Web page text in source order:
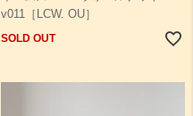
v011［LCW. OU］
SOLD OUT